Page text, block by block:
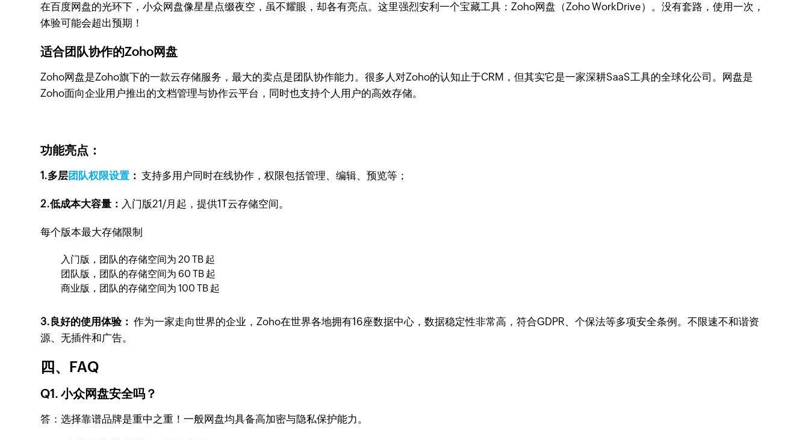
在百度网盘的光环下，小众网盘像星星点缀夜空，虽不耀眼，却各有亮点。这里强烈安利一个宝藏工具：Zoho网盘（Zoho WorkDrive）。没有套路，使用一次，
体验可能会超出预期！
适合团队协作的Zoho网盘
Zoho网盘是Zoho旗下的一款云存储服务，最大的卖点是团队协作能力。很多人对Zoho的认知止于CRM，但其实它是一家深耕SaaS工具的全球化公司。网盘是
Zoho面向企业用户推出的文档管理与协作云平台，同时也支持个人用户的高效存储。
功能亮点：
1.多层团队权限设置 ： 支持多用户同时在线协作，权限包括管理、编辑、预览等；
2.低成本大容量： 入门版21/月起，提供1T云存储空间。
每个版本最大存储限制
入门版，团队的存储空间为 20 TB 起
团队版，团队的存储空间为 60 TB 起
商业版，团队的存储空间为 100 TB 起
3.良好的使用体验： 作为一家走向世界的企业，Zoho在世界各地拥有16座数据中心，数据稳定性非常高，符合GDPR、个保法等多项安全条例。不限速不和谐资
源、无插件和广告。
四、FAQ
Q1. 小众网盘安全吗？
答：选择靠谱品牌是重中之重！一般网盘均具备高加密与隐私保护能力。